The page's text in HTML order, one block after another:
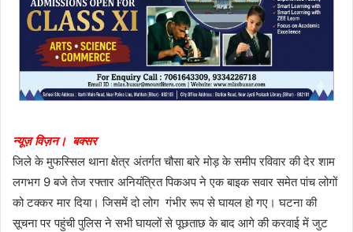
न्यूज़ विज़न। बक्सर
जिले के मुफस्सिल थाना क्षेत्र अंतर्गत चौसा बारे मोड़ के समीप रविवार की देर शाम
लगभग 9 बजे तेज रफ्तार अनियंत्रित पिकअप ने एक बाइक सवार समेत पांच लोगों
को टक्कर मार दिया। जिसमें दो लोग गंभीर रूप से घायल हो गए। घटना की
सूचना पर पहुंची पुलिस ने सभी घायलों से पूछताछ के बाद आगे की करवाई में जुट